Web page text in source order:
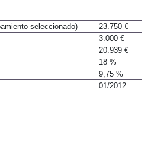
seleccionado)
23.750 €
3.000 €
20.939 €
18 %
9,75 %
01/2012